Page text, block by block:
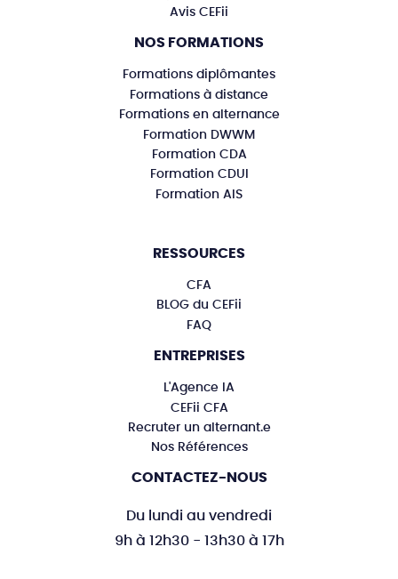
Avis CEFii
NOS FORMATIONS
Formations diplômantes
Formations à distance
Formations en alternance
Formation DWWM
Formation CDA
Formation CDUI
Formation AIS
RESSOURCES
CFA
BLOG du CEFii
FAQ
ENTREPRISES
L'Agence IA
CEFii CFA
Recruter un alternant.e
Nos Références
CONTACTEZ-NOUS
Du lundi au vendredi
9h à 12h30 - 13h30 à 17h